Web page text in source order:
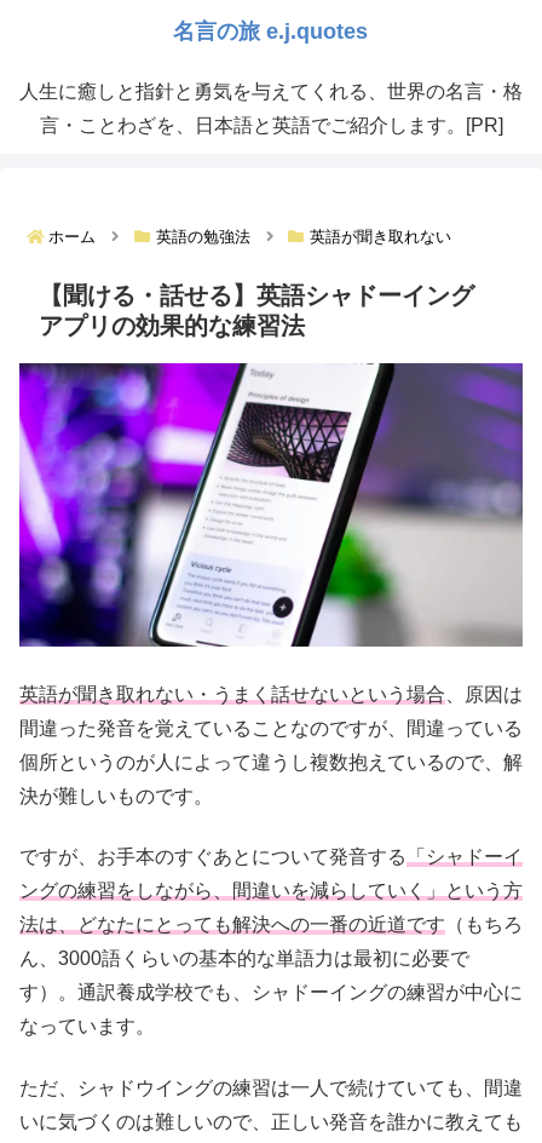
人生に癒しと指針と勇気を与えてくれる、世界の名言・格
言・ことわざを、日本語と英語でご紹介します。[PR]
ホーム 英語の勉強法 英語が聞き取れない
【聞ける・話せる】英語シャドーイング
アプリの効果的な練習法
英語が聞き取れない・うまく話せないという場合 、原因は
間違った発音を覚えていることなのですが、間違っている
個所というのが人によって違うし複数抱えているので、解
決が難しいものです。
ですが、お手本のすぐあとについて発音する
「シャドーイ
ングの練習をしながら、間違いを減らしていく」という方
法は、どなたにとっても解決への一番の近道です （もちろ
ん、3000語くらいの基本的な単語力は最初に必要で
す）。通訳養成学校でも、シャドーイングの練習が中心に
なっています。
ただ、シャドウイングの練習は一人で続けていても、間違
いに気づくのは難しいので、正しい発音を誰かに教えても